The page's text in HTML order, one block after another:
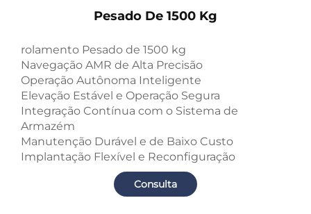
Pesado De 1500 Kg
rolamento Pesado de 1500 kg
Navegação AMR de Alta Precisão
Operação Autônoma Inteligente
Elevação Estável e Operação Segura
Integração Contínua com o Sistema de
Armazém
Manutenção Durável e de Baixo Custo
Implantação Flexível e Reconfiguração
Consulta